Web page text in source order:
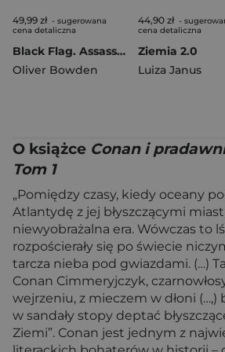
49,99 zł - sugerowana
cena detaliczna
Black Flag. Assassin’s Creed
Oliver Bowden
44,90 zł -
cena detaliczna
Ziemia 2.0
Luiza Janus
O książce Conan i
Tom 1
„Pomiędzy czasy, kiedy oceany
Atlantydę z jej błyszczącymi
niewyobrażalna era. Wówczas to
rozpościerały się po świecie
tarcza nieba pod gwiazdami. (…)
Conan Cimmeryjczyk,
wejrzeniu, z mieczem w dłoni
w sandały stopy deptać
Ziemi”. Conan jest jednym z